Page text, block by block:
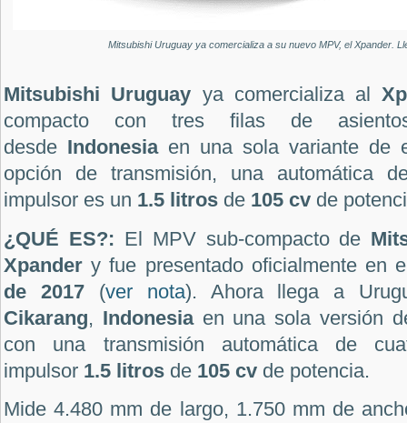
Mitsubishi Uruguay ya comercializa a su nuevo MPV, el Xpander.
Mitsubishi Uruguay ya comercializa al
compacto con tres filas de
desde Indonesiaen una sola variante de
opción de transmisión, una automática
impulsor es un 1.5 litros de 105 cv de
¿QUÉ ES?: El MPV sub-compacto de
Xpander y fue presentado oficialmente en
de 2017(ver nota). Ahora llega a
Cikarang, Indonesiaen una sola versión
con una transmisión automática de
impulsor 1.5 litros de 105 cv de potencia.
Mide 4.480 mm de largo, 1.750 mm de